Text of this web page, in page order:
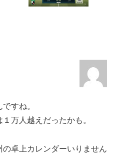
すね。
万人越えだったかも。
卓上カレンダーいりません